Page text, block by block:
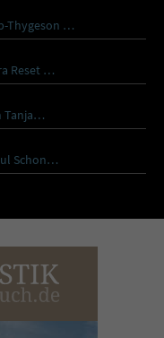
Thygeson …
Reset …
Tanja…
Schon…